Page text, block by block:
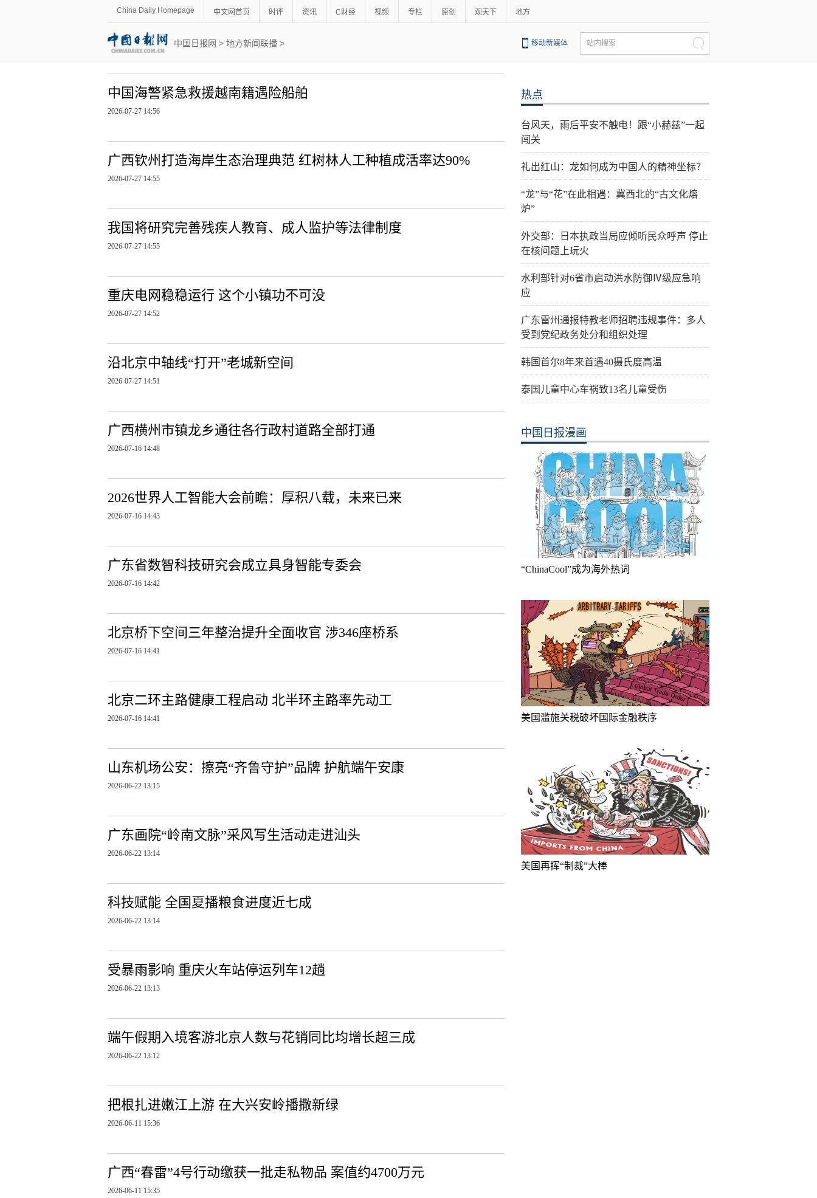
China Daily Homepage 中文网首页 时评 资讯 C财经 视频 专栏 原创 观天下 地方
中国日报网 > 地方新闻联播> 移动新媒体 站内搜索
中国海警紧急救援越南籍遇险船舶
2026-07-27 14:56
广西钦州打造海岸生态治理典范 红树林人工种植成活率达90%
2026-07-27 14:55
我国将研究完善残疾人教育、成人监护等法律制度
2026-07-27 14:55
重庆电网稳稳运行 这个小镇功不可没
2026-07-27 14:52
沿北京中轴线“打开”老城新空间
2026-07-27 14:51
广西横州市镇龙乡通往各行政村道路全部打通
2026-07-16 14:48
2026世界人工智能大会前瞻：厚积八载，未来已来
2026-07-16 14:43
广东省数智科技研究会成立具身智能专委会
2026-07-16 14:42
北京桥下空间三年整治提升全面收官 涉346座桥系
2026-07-16 14:41
北京二环主路健康工程启动 北半环主路率先动工
2026-07-16 14:41
山东机场公安：擦亮“齐鲁守护”品牌 护航端午安康
2026-06-22 13:15
广东画院“岭南文脉”采风写生活动走进汕头
2026-06-22 13:14
科技赋能 全国夏播粮食进度近七成
2026-06-22 13:14
受暴雨影响 重庆火车站停运列车12趟
2026-06-22 13:13
端午假期入境客游北京人数与花销同比均增长超三成
2026-06-22 13:12
把根扎进嫩江上游 在大兴安岭播撒新绿
2026-06-11 15:36
广西“春雷”4号行动缴获一批走私物品 案值约4700万元
2026-06-11 15:35
热点
台风天，雨后平安不触电！跟“小赫兹”一起
闯关
礼出红山：龙如何成为中国人的精神坐标？
“龙”与“花”在此相遇：冀西北的“古文化熔
炉”
外交部：日本执政当局应倾听民众呼声 停止
在核问题上玩火
水利部针对6省市启动洪水防御Ⅳ级应急响
应
广东雷州通报特教老师招聘违规事件：多人
受到党纪政务处分和组织处理
韩国首尔8年来首遇40摄氏度高温
泰国儿童中心车祸致13名儿童受伤
中国日报漫画
“ChinaCool”成为海外热词
美国滥施关税破坏国际金融秩序
美国再挥“制裁”大棒